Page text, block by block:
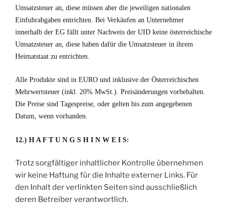
Umsatzsteuer an, diese müssen aber die jeweiligen nationalen
Einfuhrabgaben entrichten. Bei Verkäufen an Unternehmer
innerhalb der EG fällt unter Nachweis der UID keine österreichische
Umsatzsteuer an, diese haben dafür die Umsatzsteuer in ihrem
Heimatstaat zu entrichten.
Alle Produkte sind in EURO und inklusive der Österreichischen
Mehrwertsteuer (inkl. 20% MwSt.). Preisänderungen vorbehalten.
Die Preise sind Tagespreise, oder gelten bis zum angegebenen
Datum, wenn vorhanden.
12.) H A F T U N G S H I N W E I S:
Trotz sorgfältiger inhaltlicher Kontrolle übernehmen
wir keine Haftung für die Inhalte externer Links. Für
den Inhalt der verlinkten Seiten sind ausschließlich
deren Betreiber verantwortlich.